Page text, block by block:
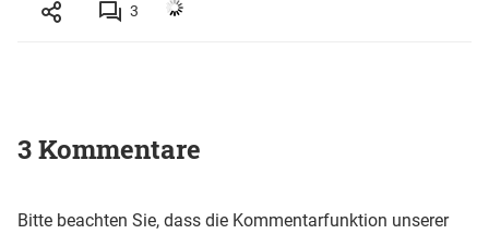
3
3 Kommentare
Bitte beachten Sie, dass die Kommentarfunktion unserer